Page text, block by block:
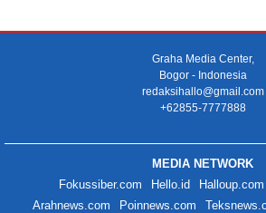
Graha Media Center,
Bogor - Indonesia
redaksihallo@gmail.com
+62855-7777888
MEDIA NETWORK
Fokussiber.com
Hello.id Halloup.com
Arahnews.com
Poinnews.com